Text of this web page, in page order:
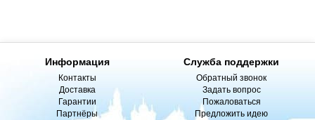
Информация
Контакты
Доставка
Гарантии
Партнёры
Служба поддержки
Обратный звонок
Задать вопрос
Пожаловаться
Предложить идею